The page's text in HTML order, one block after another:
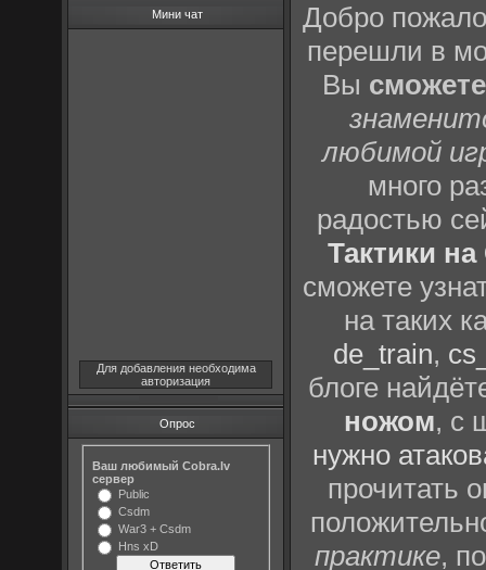
Мини чат
Для добавления необходима
авторизация
Опрос
Ваш любимый Cobra.lv
сервер
Public
Csdm
War3 + Csdm
Hns xD
Добро
перешли в
Вы
любимой
много
радостью
Тактики
сможете
на таких
de_train,
блоге
ножом, с
нужно
прочитать
практике,